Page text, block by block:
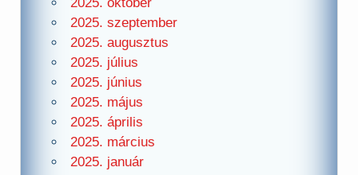
2025. szeptember
2025. augusztus
2025. július
2025. június
2025. május
2025. április
2025. március
2025. január